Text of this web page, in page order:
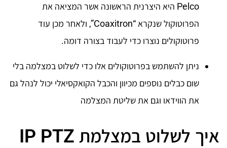
Pelco היא היצרנית הראשונה אשר המציאה את
הפרוטוקול שנקרא “Coaxitron”, ולאחר מכן עוד
פרוטוקולים נוצרו כדי לעבוד בצורה דומה.
ניתן להשתמש בפרוטוקולים אלו כדי לשלוט במצלמה בלי
שום כבלים נוספים מכיוון והכבל הקואקסיאלי יכול לנהל גם
את הווידאו וגם את שליטת המצלמה
איך לשלוט במצלמת IP PTZ